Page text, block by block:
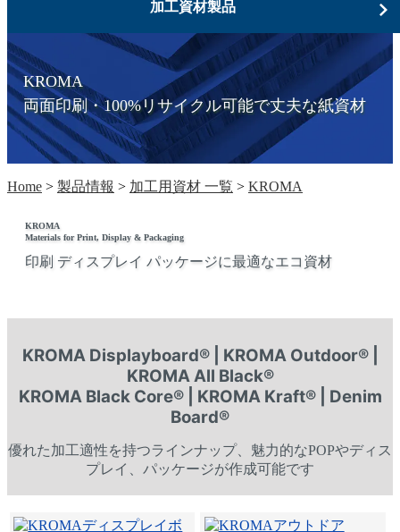
加工資材製品
KROMA
両面印刷・100%リサイクル可能で丈夫な紙資材
Home > 製品情報 > 加工用資材 一覧 > KROMA
KROMA
Materials for Print, Display & Packaging
印刷 ディスプレイ パッケージに最適なエコ資材
KROMA Displayboard® | KROMA Outdoor® |
KROMA All Black®
KROMA Black Core® | KROMA Kraft® | Denim
Board®
優れた加工適性を持つラインナップ、魅力的なPOPやディス
プレイ、パッケージが作成可能です